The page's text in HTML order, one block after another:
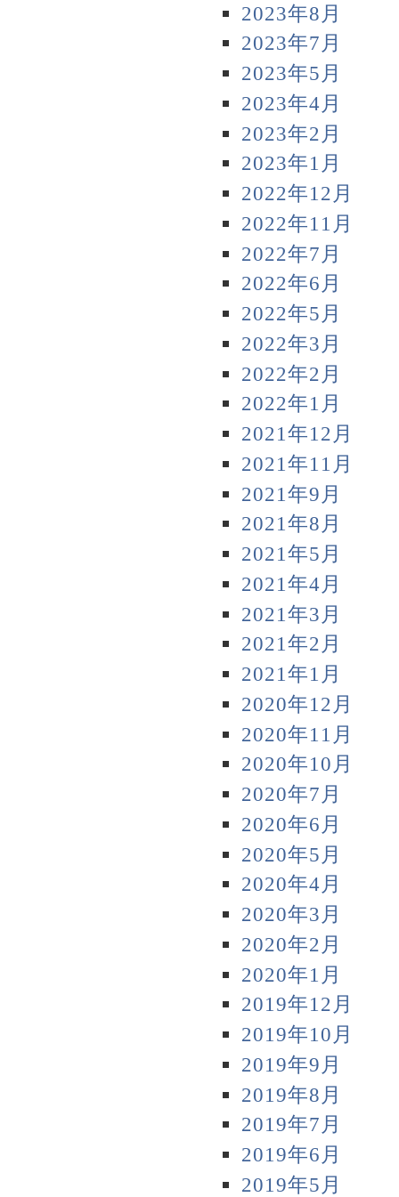
2023年8月
2023年7月
2023年5月
2023年4月
2023年2月
2023年1月
2022年12月
2022年11月
2022年7月
2022年6月
2022年5月
2022年3月
2022年2月
2022年1月
2021年12月
2021年11月
2021年9月
2021年8月
2021年5月
2021年4月
2021年3月
2021年2月
2021年1月
2020年12月
2020年11月
2020年10月
2020年7月
2020年6月
2020年5月
2020年4月
2020年3月
2020年2月
2020年1月
2019年12月
2019年10月
2019年9月
2019年8月
2019年7月
2019年6月
2019年5月